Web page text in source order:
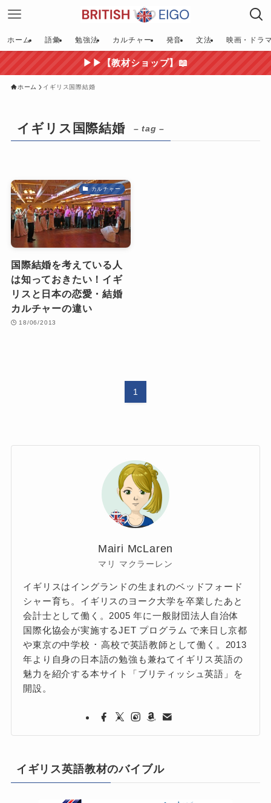
ホーム 語彙 勉強法 カルチャー 発音 文法 映画・ドラ
▶▶【教材ショップ】📖
ホーム イギリス国際結婚
イギリス国際結婚 – tag –
カルチャー
国際結婚を考えている人
は知っておきたい！イギ
リスと日本の恋愛・結婚
カルチャーの違い
18/06/2013
1
Mairi McLaren
マリ マクラーレン
イギリスはイングランドの生まれのベッドフォード
シャー育ち。イギリスのヨーク大学を卒業したあと
会計士として働く。2005 年に一般財団法人自治体
国際化協会が実施するJET プログラム で来日し京都
や東京の中学校 ･ 高校で英語教師として働く。2013
年より自身の日本語の勉強も兼ねてイギリス英語の
魅力を紹介する本サイト「ブリティッシュ英語」を
開設。
イギリス英語教材のバイブル